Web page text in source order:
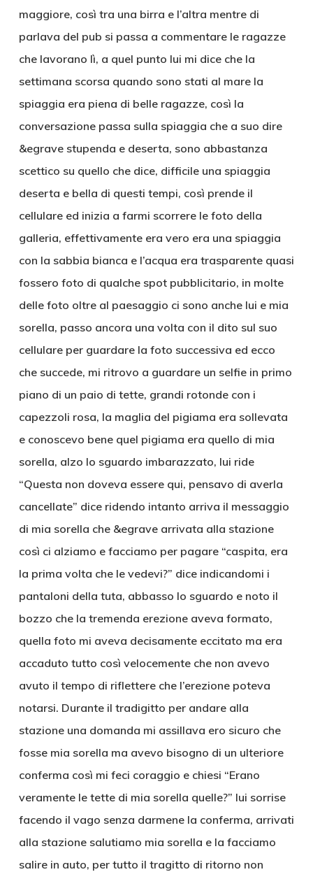
maggiore, così tra una birra e l’altra mentre di
parlava del pub si passa a commentare le ragazze
che lavorano lì, a quel punto lui mi dice che la
settimana scorsa quando sono stati al mare la
spiaggia era piena di belle ragazze, così la
conversazione passa sulla spiaggia che a suo dire
&egrave stupenda e deserta, sono abbastanza
scettico su quello che dice, difficile una spiaggia
deserta e bella di questi tempi, così prende il
cellulare ed inizia a farmi scorrere le foto della
galleria, effettivamente era vero era una spiaggia
con la sabbia bianca e l’acqua era trasparente quasi
fossero foto di qualche spot pubblicitario, in molte
delle foto oltre al paesaggio ci sono anche lui e mia
sorella, passo ancora una volta con il dito sul suo
cellulare per guardare la foto successiva ed ecco
che succede, mi ritrovo a guardare un selfie in primo
piano di un paio di tette, grandi rotonde con i
capezzoli rosa, la maglia del pigiama era sollevata
e conoscevo bene quel pigiama era quello di mia
sorella, alzo lo sguardo imbarazzato, lui ride
“Questa non doveva essere qui, pensavo di averla
cancellate” dice ridendo intanto arriva il messaggio
di mia sorella che &egrave arrivata alla stazione
così ci alziamo e facciamo per pagare “caspita, era
la prima volta che le vedevi?” dice indicandomi i
pantaloni della tuta, abbasso lo sguardo e noto il
bozzo che la tremenda erezione aveva formato,
quella foto mi aveva decisamente eccitato ma era
accaduto tutto così velocemente che non avevo
avuto il tempo di riflettere che l’erezione poteva
notarsi. Durante il tradigitto per andare alla
stazione una domanda mi assillava ero sicuro che
fosse mia sorella ma avevo bisogno di un ulteriore
conferma così mi feci coraggio e chiesi “Erano
veramente le tette di mia sorella quelle?” lui sorrise
facendo il vago senza darmene la conferma, arrivati
alla stazione salutiamo mia sorella e la facciamo
salire in auto, per tutto il tragitto di ritorno non